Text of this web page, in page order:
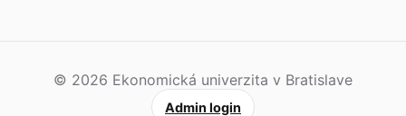
© 2026 Ekonomická univerzita v Bratislave
Admin login